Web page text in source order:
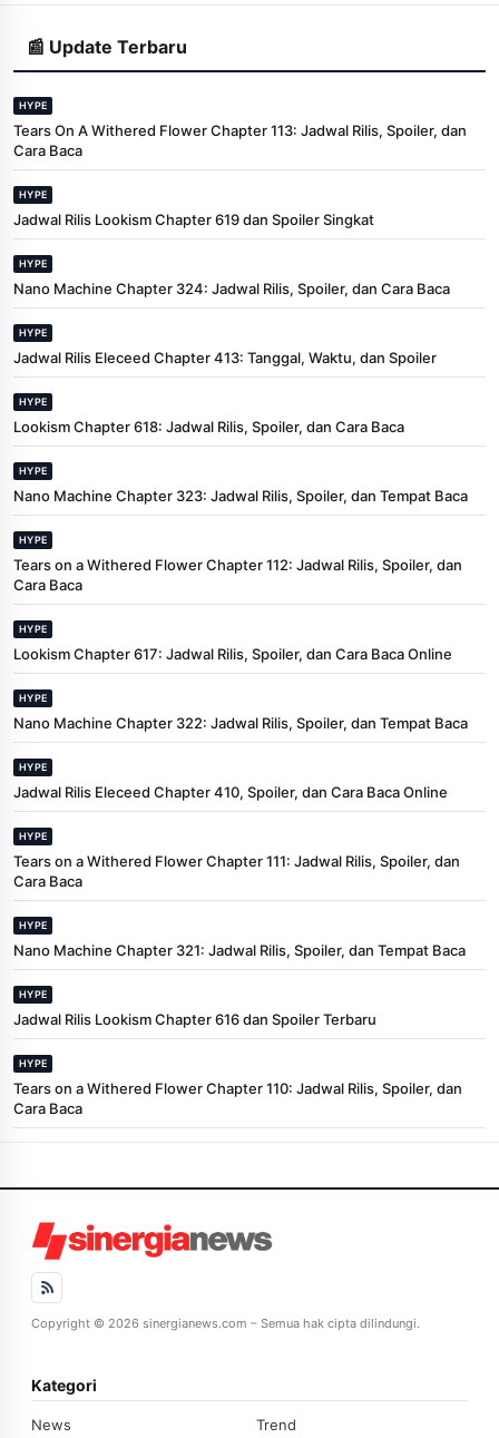
📰 Update Terbaru
HYPE
Tears On A Withered Flower Chapter 113: Jadwal Rilis, Spoiler, dan
Cara Baca
HYPE
Jadwal Rilis Lookism Chapter 619 dan Spoiler Singkat
HYPE
Nano Machine Chapter 324: Jadwal Rilis, Spoiler, dan Cara Baca
HYPE
Jadwal Rilis Eleceed Chapter 413: Tanggal, Waktu, dan Spoiler
HYPE
Lookism Chapter 618: Jadwal Rilis, Spoiler, dan Cara Baca
HYPE
Nano Machine Chapter 323: Jadwal Rilis, Spoiler, dan Tempat Baca
HYPE
Tears on a Withered Flower Chapter 112: Jadwal Rilis, Spoiler, dan
Cara Baca
HYPE
Lookism Chapter 617: Jadwal Rilis, Spoiler, dan Cara Baca Online
HYPE
Nano Machine Chapter 322: Jadwal Rilis, Spoiler, dan Tempat Baca
HYPE
Jadwal Rilis Eleceed Chapter 410, Spoiler, dan Cara Baca Online
HYPE
Tears on a Withered Flower Chapter 111: Jadwal Rilis, Spoiler, dan
Cara Baca
HYPE
Nano Machine Chapter 321: Jadwal Rilis, Spoiler, dan Tempat Baca
HYPE
Jadwal Rilis Lookism Chapter 616 dan Spoiler Terbaru
HYPE
Tears on a Withered Flower Chapter 110: Jadwal Rilis, Spoiler, dan
Cara Baca
Copyright © 2026 sinergianews.com – Semua hak cipta dilindungi.
Kategori
News Trend